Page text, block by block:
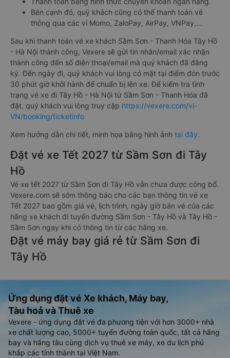
Bên cạnh đó, quý khách cũng có thể thanh toán vé
thông qua các ví Momo, ZaloPay, AirPay, VNPay,…
Sau khi thanh toán vé xe khách Sầm Sơn - Thanh Hóa Tây Hồ
- Hà Nội thành công, Vexere sẽ gửi tin nhắn/email xác nhận
thành công đến số điện thoại/email mà quý khách đã đăng
ký. Đến ngày đi, quý khách vui lòng có mặt tại điểm đón trước
30 phút giờ khởi hành để chuẩn bị lên xe. Để kiểm tra tình
trạng vé xe đi Tây Hồ - Hà Nội từ Sầm Sơn - Thanh Hóa đã
đặt, quý khách vui lòng truy cập https://vexere.com/vi-
VN/booking/ticketinfo
Xem hướng dẫn chi tiết, minh họa bằng hình ảnh tại đây.
Đặt vé xe Tết 2027 từ Sầm Sơn đi Tây
Hồ
Vé xe tết 2027 từ Sầm Sơn đi Tây Hồ vẫn chưa được công bố.
Vexere.com sẽ sớm thông báo cho các bạn thông tin vé xe
Tết 2027 bao gồm giá vé, lịch trình, ngày giờ bán vé của các
hãng xe khách đi tuyến đường Sầm Sơn - Tây Hồ và Tây Hồ -
Sầm Sơn ngay khi có thông tin từ các hãng xe.
Đặt vé máy bay giá rẻ từ Sầm Sơn đi
Tây Hồ
Ứng dụng đặt vé Xe khách, Máy bay,
Tàu hoả và Thuê xe
Vexere - ứng dụng đặt vé đa phương tiện với hơn 3000+ nhà
xe chất lượng cao, 5000+ tuyến đường toàn quốc, tất cả hãng
bay và hãng tàu cùng dịch vụ thuê xe máy, xe du lịch phủ
khắp các tỉnh thành tại Việt Nam.